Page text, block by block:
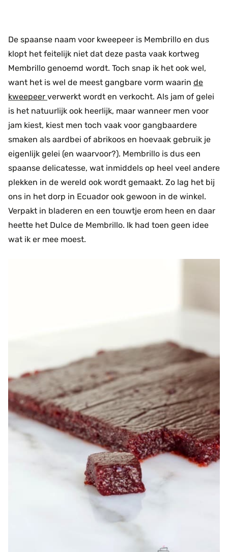
De spaanse naam voor kweepeer is Membrillo en dus
klopt het feitelijk niet dat deze pasta vaak kortweg
Membrillo genoemd wordt. Toch snap ik het ook wel,
want het is wel de meest gangbare vorm waarin de
kweepeer verwerkt wordt en verkocht. Als jam of gelei
is het natuurlijk ook heerlijk, maar wanneer men voor
jam kiest, kiest men toch vaak voor gangbaardere
smaken als aardbei of abrikoos en hoevaak gebruik je
eigenlijk gelei (en waarvoor?). Membrillo is dus een
spaanse delicatesse, wat inmiddels op heel veel andere
plekken in de wereld ook wordt gemaakt. Zo lag het bij
ons in het dorp in Ecuador ook gewoon in de winkel.
Verpakt in bladeren en een touwtje erom heen en daar
heette het Dulce de Membrillo. Ik had toen geen idee
wat ik er mee moest.